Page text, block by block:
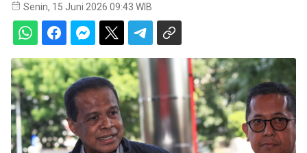
Senin, 15 Juni 2026 09:43 WIB